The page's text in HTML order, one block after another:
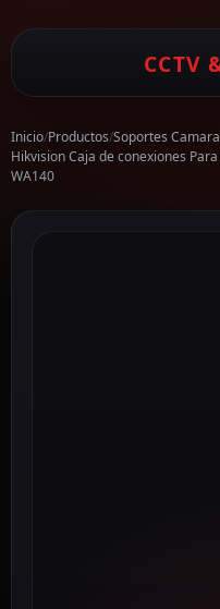
CCTV
Inicio/Productos/Soportes
Hikvision Caja de conexiones
WA140